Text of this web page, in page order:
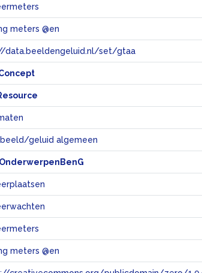
meters @en
data.beeldengeluid.nl/set/gtaa
beeld/geluid algemeen
OnderwerpenBenG
meters @en